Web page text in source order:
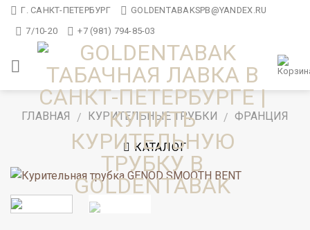
Skip Г. САНКТ-ПЕТЕРБУРГ
GOLDENTABAKSPB@YANDEX.RU
7/10-20
+7 (981) 794-85-03
ГЛАВНАЯ / КУРИТЕЛЬНЫЕ ТРУБКИ / ФРАНЦИЯ
КАТАЛОГ